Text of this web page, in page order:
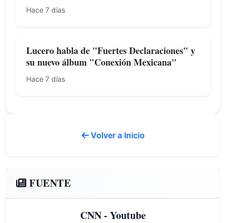
Hace 7 días
Lucero habla de "Fuertes Declaraciones" y
su nuevo álbum "Conexión Mexicana"
Hace 7 días
Volver a Inicio
FUENTE
CNN - Youtube